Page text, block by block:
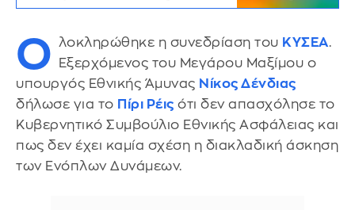
Ο λοκληρώθηκε η συνεδρίαση του ΚΥΣΕΑ.
Εξερχόμενος του Μεγάρου Μαξίμου ο
υπουργός Εθνικής Άμυνας Νίκος Δένδιας
δήλωσε για το Πίρι Ρέις ότι δεν απασχόλησε το
Κυβερνητικό Συμβούλιο Εθνικής Ασφάλειας και
πως δεν έχει καμία σχέση η διακλαδική άσκηση
των Ενόπλων Δυνάμεων.